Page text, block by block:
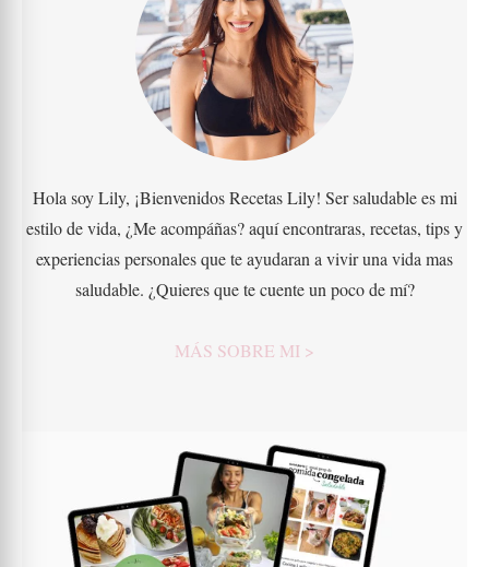
Hola soy Lily, ¡Bienvenidos Recetas Lily! Ser saludable es mi
estilo de vida, ¿Me acompáñas? aquí encontraras, recetas, tips y
experiencias personales que te ayudaran a vivir una vida mas
saludable. ¿Quieres que te cuente un poco de mí?
MÁS SOBRE MI >